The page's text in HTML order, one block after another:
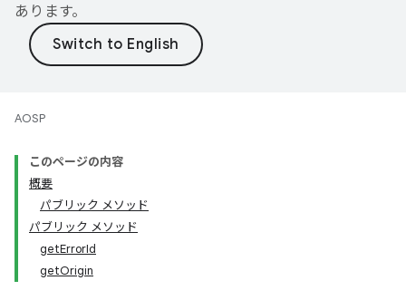
あります。
AOSP
このページの内容
概要
パブリック メソッド
パブリック メソッド
getErrorId
getOrigin